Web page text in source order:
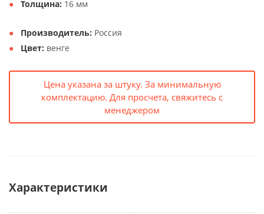
Толщина: 16 мм
Производитель: Россия
Цвет: венге
Цена указана за штуку. За минимальную
комплектацию. Для просчета, свяжитесь с
менеджером
Характеристики